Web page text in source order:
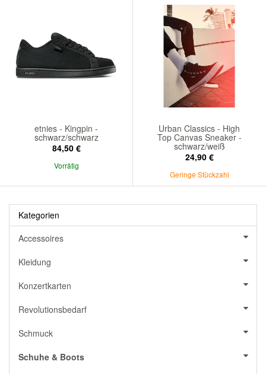
etnies - Kingpin -
schwarz/schwarz
84,50 €
Vorrätig
Urban Classics - High
Top Canvas Sneaker -
schwarz/weiß
24,90 €
Geringe Stückzahl
Kategorien
Accessoires
Kleidung
Konzertkarten
Revolutionsbedarf
Schmuck
Schuhe & Boots